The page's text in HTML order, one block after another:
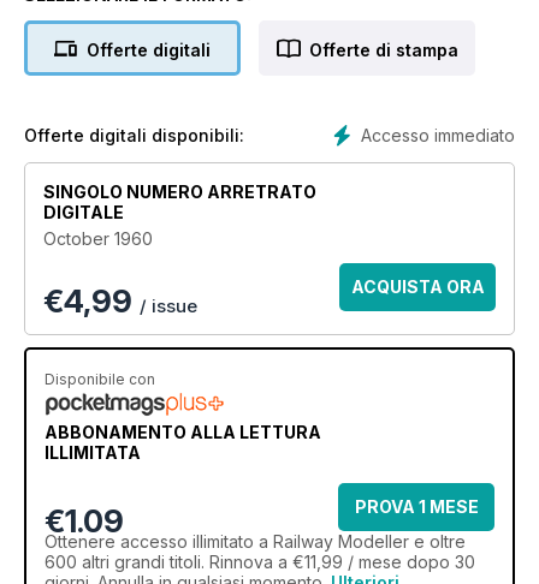
Offerte digitali Offerte di stampa
Accesso immediato
Offerte digitali disponibili:
SINGOLO NUMERO ARRETRATO
DIGITALE
October 1960
€4,99 / issue
ACQUISTA ORA
Disponibile con
ABBONAMENTO ALLA LETTURA
ILLIMITATA
€1.09
PROVA 1 MESE
Ottenere accesso illimitato a Railway Modeller e oltre
600 altri grandi titoli. Rinnova a €11,99 / mese dopo 30